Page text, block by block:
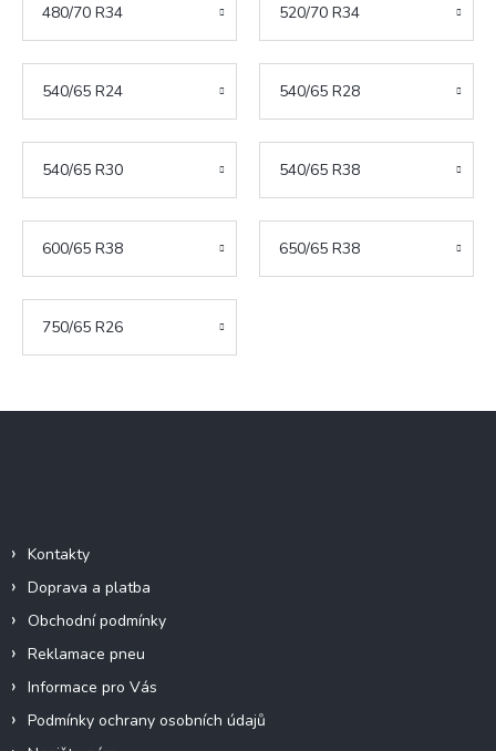
480/70 R34 520/70 R34
540/65 R24 540/65 R28
540/65 R30 540/65 R38
600/65 R38 650/65 R38
750/65 R26
Kontakty
Doprava a platba
Obchodní podmínky
Reklamace pneu
Informace pro Vás
Podmínky ochrany osobních údajů